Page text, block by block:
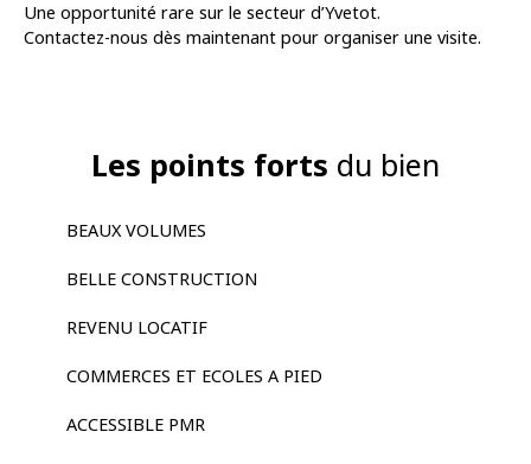
Une opportunité rare sur le secteur d’Yvetot.
Contactez-nous dès maintenant pour organiser une visite.
Les points forts du bien
BEAUX VOLUMES
BELLE CONSTRUCTION
REVENU LOCATIF
COMMERCES ET ECOLES A PIED
ACCESSIBLE PMR